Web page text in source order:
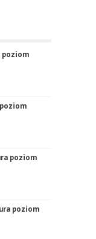
poziom
poziom
poziom